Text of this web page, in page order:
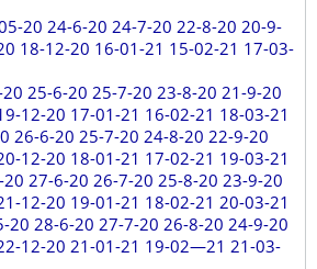
20 24-6-20 24-7-20 22-8-20 20-9-
18-12-20 16-01-21 15-02-21 17-03-
25-6-20 25-7-20 23-8-20 21-9-20
12-20 17-01-21 16-02-21 18-03-21
26-6-20 25-7-20 24-8-20 22-9-20
12-20 18-01-21 17-02-21 19-03-21
27-6-20 26-7-20 25-8-20 23-9-20
12-20 19-01-21 18-02-21 20-03-21
28-6-20 27-7-20 26-8-20 24-9-20
12-20 21-01-21 19-02—21 21-03-